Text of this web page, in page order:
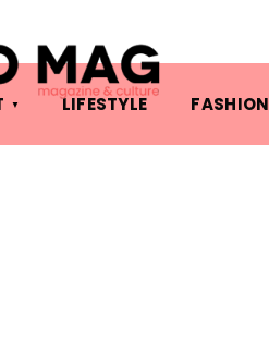
LIFESTYLE FASHION